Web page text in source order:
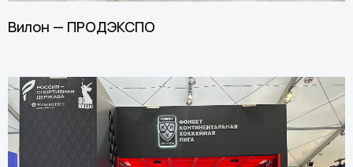
Вилон — ПРОДЭКСПО